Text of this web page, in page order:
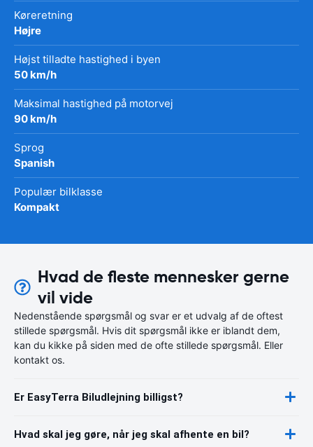
Køreretning
Højre
Højst tilladte hastighed i byen
50 km/h
Maksimal hastighed på motorvej
90 km/h
Sprog
Spanish
Populær bilklasse
Kompakt
Hvad de fleste mennesker gerne
vil vide
Nedenstående spørgsmål og svar er et udvalg af de oftest
stillede spørgsmål. Hvis dit spørgsmål ikke er iblandt dem,
kan du kikke på siden med de ofte stillede spørgsmål. Eller
kontakt os.
Er EasyTerra Biludlejning billigst?
Hvad skal jeg gøre, når jeg skal afhente en bil?